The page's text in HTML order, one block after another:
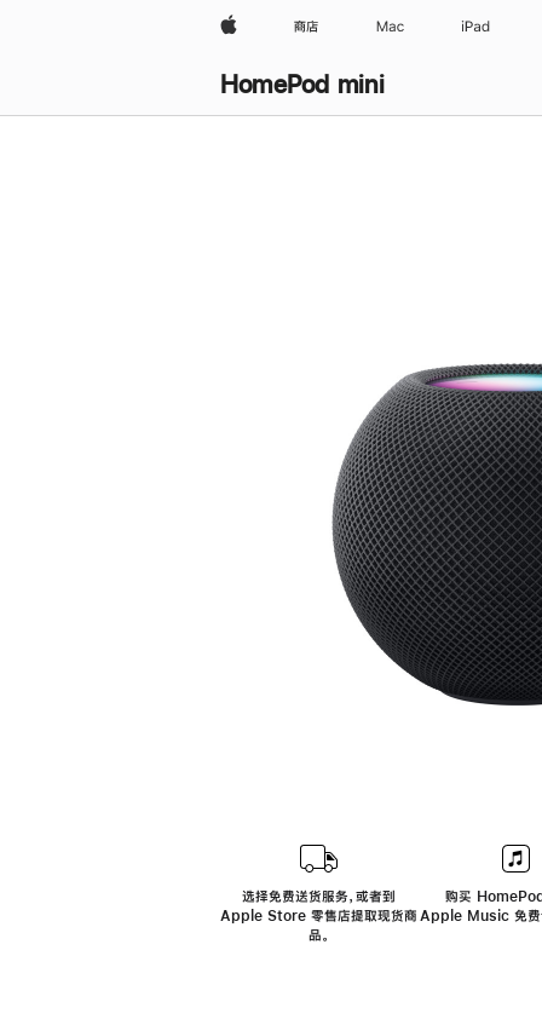
Apple 商店 Mac iPad
HomePod mini
选择免费送货服务，或者到
Apple Store 零售店提取现货商
品。
购买
Apple Music 免费